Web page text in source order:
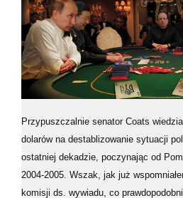
Przypuszczalnie senator Coats
dolarów na destablizowanie sytuacji
ostatniej dekadzie, poczynając od
2004-2005. Wszak, jak już
komisji ds. wywiadu, co